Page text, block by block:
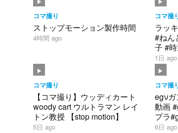
コマ撮り
ストップモーション製作時間
4時間 ago
コマ撮
ラッ
#ねん
子 #
1日 ago
コマ撮り
【コマ撮り】ウッディカート
woody cart ウルトラマン レイ
トン教授 【stop motion】
5日 ago
コマ撮
egν
動画
プラ
ダム#
6日 ago